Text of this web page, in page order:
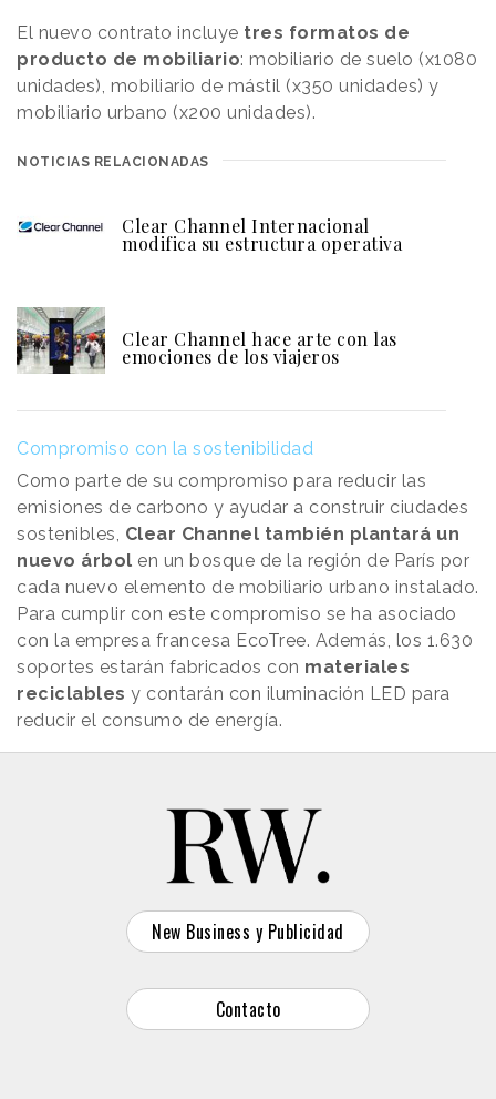
El nuevo contrato incluye tres formatos de
producto de mobiliario: mobiliario de suelo (x1080
unidades), mobiliario de mástil (x350 unidades) y
mobiliario urbano (x200 unidades).
NOTICIAS RELACIONADAS
Clear Channel Internacional
modifica su estructura operativa
Clear Channel hace arte con las
emociones de los viajeros
Compromiso con la sostenibilidad
Como parte de su compromiso para reducir las
emisiones de carbono y ayudar a construir ciudades
sostenibles, Clear Channel también plantará un
nuevo árbol en un bosque de la región de París por
cada nuevo elemento de mobiliario urbano instalado.
Para cumplir con este compromiso se ha asociado
con la empresa francesa EcoTree. Además, los 1.630
soportes estarán fabricados con materiales
reciclables y contarán con iluminación LED para
reducir el consumo de energía.
New Business y Publicidad
Contacto